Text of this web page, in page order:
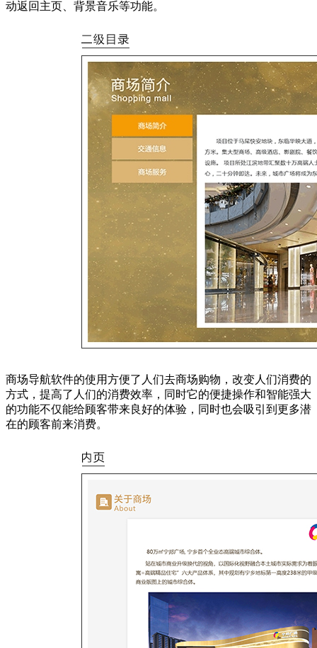
动返回主页、背景音乐等功能。
商场导航软件的使用方便了人们去商场购物，改变人们消费的
方式，提高了人们的消费效率，同时它的便捷操作和智能强大
的功能不仅能给顾客带来良好的体验，同时也会吸引到更多潜
在的顾客前来消费。